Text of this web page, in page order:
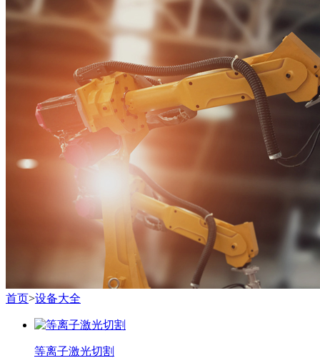
首页>设备大全
等离子激光切割